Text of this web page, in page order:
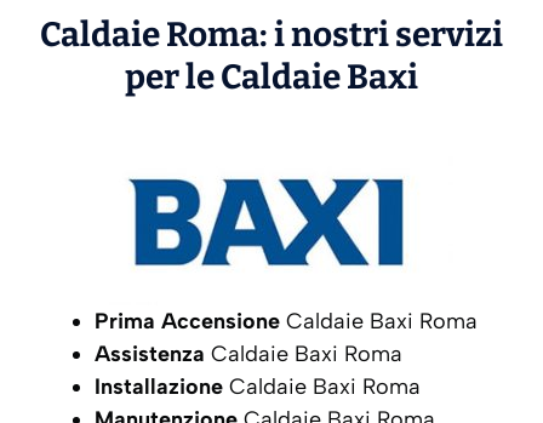
Caldaie Roma: i nostri servizi
per le CaldaieBaxi
Prima Accensione Caldaie Baxi Roma
Assistenza Caldaie Baxi Roma
Installazione Caldaie Baxi Roma